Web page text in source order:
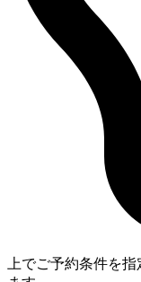
上でご予約条件を